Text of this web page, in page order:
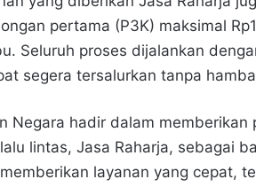
pertama (P3K) maksimal
Seluruh proses dijalankan
segera tersalurkan tanpa
Negara hadir dalam memberikan
lintas, Jasa Raharja, sebagai
layanan yang cepat,